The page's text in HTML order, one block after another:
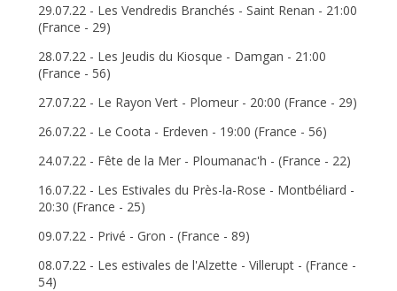
29.07.22 - Les Vendredis Branchés - Saint Renan - 21:00
(France - 29)
28.07.22 - Les Jeudis du Kiosque - Damgan - 21:00
(France - 56)
27.07.22 - Le Rayon Vert - Plomeur - 20:00 (France - 29)
26.07.22 - Le Coota - Erdeven - 19:00 (France - 56)
24.07.22 - Fête de la Mer - Ploumanac'h - (France - 22)
16.07.22 - Les Estivales du Près-la-Rose - Montbéliard -
20:30 (France - 25)
09.07.22 - Privé - Gron - (France - 89)
08.07.22 - Les estivales de l'Alzette - Villerupt - (France -
54)